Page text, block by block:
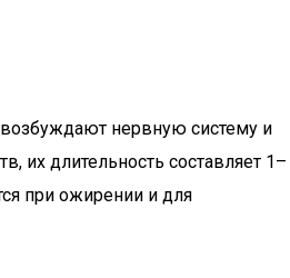
нервную систему и
их длительность составляет 1–
при ожирении и для